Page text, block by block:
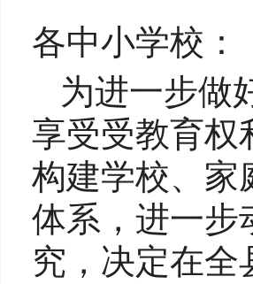
各中小学校：
为进一步做
享受受教育权
构建学校、家
体系，进一步
究，决定在全